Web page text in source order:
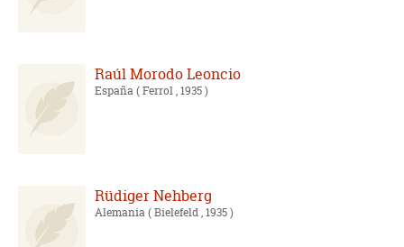
Raúl Morodo Leoncio
España( Ferrol , 1935 )
Rüdiger Nehberg
Alemania( Bielefeld , 1935 )